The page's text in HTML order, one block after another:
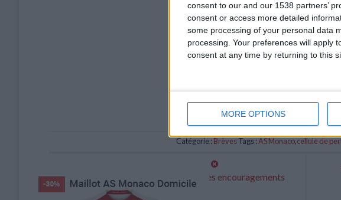
consent to our and our 1538 partners’
consent or access more detailed
some processing of your personal data
processing. Your preferences will apply
consent at any time by returning to this
MORE OPTIONS
Catégorie : BrèvesTags :AS Monaco,cellule de
Les Ultras suspendent leur grève des encouragements